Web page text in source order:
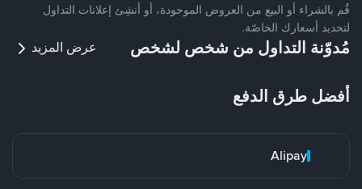
قُم بالشراء أو البيع من العروض الموجودة، أو أنشِئ إعلانات التداول
لتحديد أسعارك الخاصّة.
مُدوّنة التداول من شخص لشخص عرض المزيد
أفضل طرق الدفع
Alipay